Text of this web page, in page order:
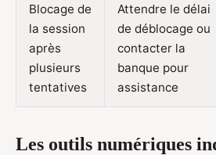
Blocage de
la session
après
plusieurs
tentatives
Attendre le délai
de déblocage ou
contacter la
banque pour
assistance
Les outils numériques